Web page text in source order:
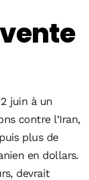
juin à un
contre l’Iran,
plus de
en dollars.
devrait